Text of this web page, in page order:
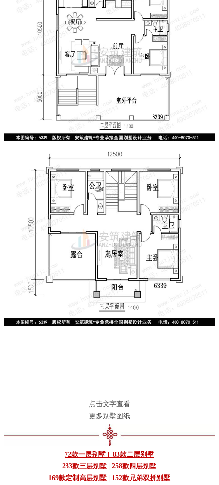
点击文字查看
更多别墅图纸
72款一层别墅 |83款二层别墅
233款三层别墅 |258款四层别墅
169款定制高层别墅 | 152款兄弟双拼别墅